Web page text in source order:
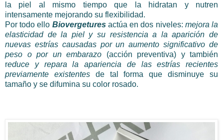
la piel al mismo tiempo que la hidratan y nutren
intensamente mejorando su flexibilidad.
Por todo ello Biovergetures actúa en dos niveles: mejora la
elasticidad de la piel y su resistencia a la aparición de
nuevas estrías causadas por un aumento significativo de
peso o por un embarazo (acción preventiva) y también
reduce y repara la apariencia de las estrías recientes
previamente existentesde tal forma que disminuye su
tamaño y se difumina su color rosado.